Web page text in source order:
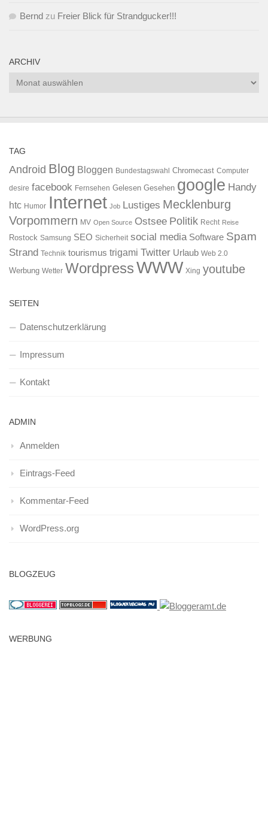
Bernd zu Freier Blick für Strandgucker!!!
ARCHIV
Archiv
TAG
Android Blog Bloggen Bundestagswahl Chromecast Computer
desire facebook Fernsehen Gelesen Gesehen google Handy
htc Humor Internet Job Lustiges Mecklenburg
Vorpommern MV Open Source Ostsee Politik Recht Reise
Rostock Samsung SEO Sicherheit social media Software Spam
Strand Technik tourismus trigami Twitter Urlaub Web 2.0
Werbung Wetter WordpressWWW Xing youtube
SEITEN
Datenschutzerklärung
Impressum
Kontakt
ADMIN
Anmelden
Eintrags-Feed
Kommentar-Feed
WordPress.org
BLOGZEUG
WERBUNG